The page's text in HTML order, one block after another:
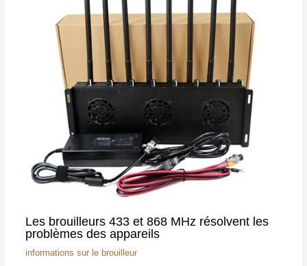
Les brouilleurs 433 et 868 MHz résolvent les
problèmes des appareils
informations sur le brouilleur